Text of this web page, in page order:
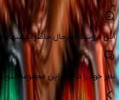
0
این فروشگاه درحال حاضر پیشنهاد
نظر خود را درمورد این مجموعه